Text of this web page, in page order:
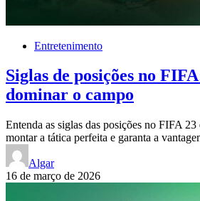
Entretenimento
Siglas de posições no
dominar o campo
Entenda as siglas das posições no FIFA
montar a tática perfeita e garanta a
Algar
16 de março de 2026